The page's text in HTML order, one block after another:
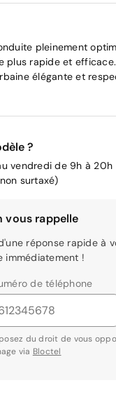
pleinement
plus rapide et
élégante et
?
vendredi de 9h à 20h
surtaxé)
vous rappelle
réponse rapide à
immédiatement !
de téléphone
du droit de vous
via Bloctel